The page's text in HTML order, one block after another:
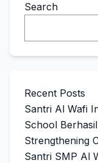
Search
Recent Posts
Santri Al Wafi
School
Strengthening
Santri SMP Al